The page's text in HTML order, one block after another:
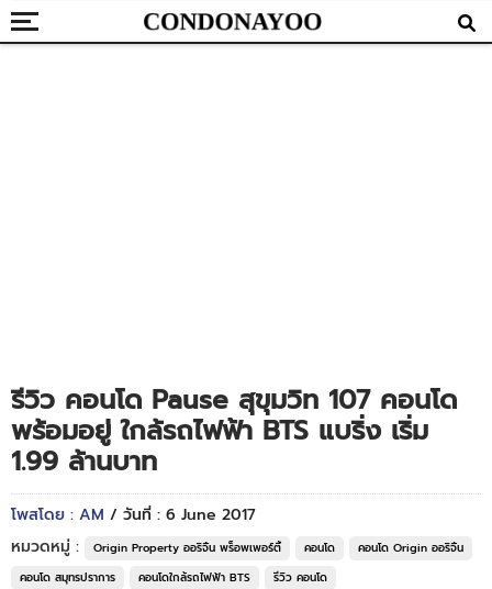
รีวิว คอนโด Pause สุขุมวิท 107 คอนโด
พร้อมอยู่ ใกล้รถไฟฟ้า BTS แบริ่ง เริ่ม
1.99 ล้านบาท
โพสโดย : AM / วันที่ : 6 June 2017
หมวดหมู่ :
Origin Property ออริจิ้น พร็อพเพอร์ตี้ คอนโด
คอนโด Origin ออริจิ้น
คอนโด สมุทรปราการ
คอนโดใกล้รถไฟฟ้า BTS รีวิว คอนโด